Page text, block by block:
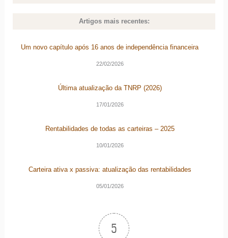
Artigos mais recentes:
Um novo capítulo após 16 anos de independência financeira
22/02/2026
Última atualização da TNRP (2026)
17/01/2026
Rentabilidades de todas as carteiras – 2025
10/01/2026
Carteira ativa x passiva: atualização das rentabilidades
05/01/2026
5